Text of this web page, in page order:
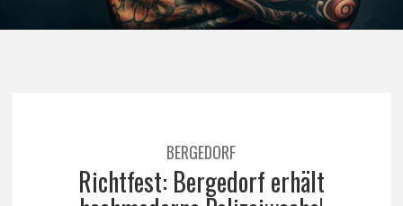
BERGEDORF
Richtfest: Bergedorf erhält